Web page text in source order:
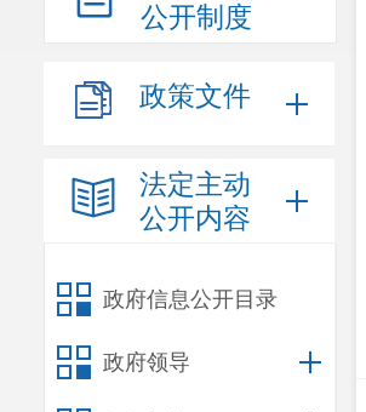
公开制度
政策文件
法定主动
公开内容
政府信息公开目录
政府领导